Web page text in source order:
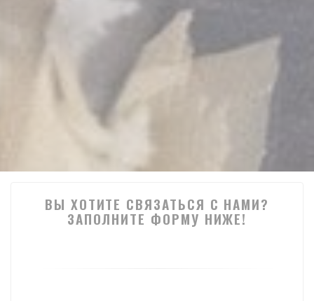
ВЫ ХОТИТЕ СВЯЗАТЬСЯ С НАМИ?
ЗАПОЛНИТЕ ФОРМУ НИЖЕ!